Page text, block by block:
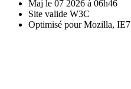
Maj le 07 2026 à 06h46
Site valide W3C
Optimisé pour Mozilla,